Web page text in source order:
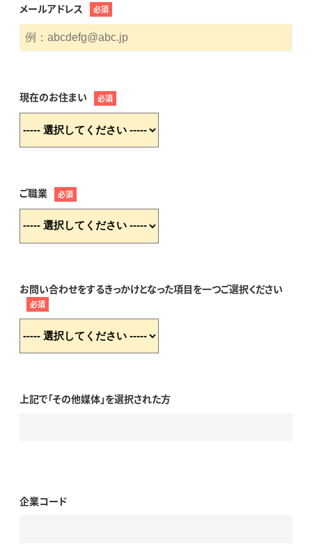
メールアドレス 必須
現在のお住まい 必須
ご職業 必須
お問い合わせをするきっかけとなった項目を一つご選択ください
必須
上記で「その他媒体」を選択された方
企業コード